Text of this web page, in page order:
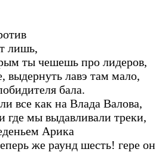
лишь,
ты чешешь про лидеров,
выдернуть лавэ там мало,
бала.
все как на Влада Валова,
где мы выдавливали треки,
Арика
же раунд шесть! гере